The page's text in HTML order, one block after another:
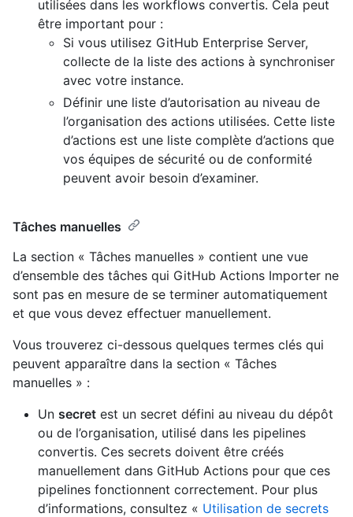
utilisées dans les workflows convertis. Cela peut
être important pour :
Si vous utilisez GitHub Enterprise Server,
collecte de la liste des actions à synchroniser
avec votre instance.
Définir une liste d’autorisation au niveau de
l’organisation des actions utilisées. Cette liste
d’actions est une liste complète d’actions que
vos équipes de sécurité ou de conformité
peuvent avoir besoin d’examiner.
Tâches manuelles
La section « Tâches manuelles » contient une vue
d’ensemble des tâches qui GitHub Actions Importer ne
sont pas en mesure de se terminer automatiquement
et que vous devez effectuer manuellement.
Vous trouverez ci-dessous quelques termes clés qui
peuvent apparaître dans la section « Tâches
manuelles » :
Un secret est un secret défini au niveau du dépôt
ou de l’organisation, utilisé dans les pipelines
convertis. Ces secrets doivent être créés
manuellement dans GitHub Actions pour que ces
pipelines fonctionnent correctement. Pour plus
d’informations, consultez « Utilisation de secrets